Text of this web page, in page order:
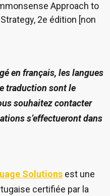
Approach to
2e édition [non
en français, les langues
traduction sont le
souhaitez contacter
s’effectueront dans
Solutions est une
certifiée par la